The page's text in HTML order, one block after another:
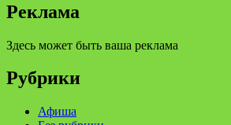
Реклама
Здесь может быть ваша реклама
Рубрики
Афиша